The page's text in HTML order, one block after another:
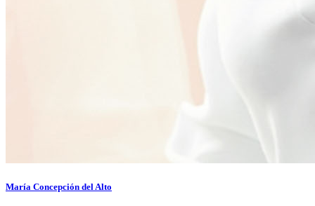
María Concepción del Alto